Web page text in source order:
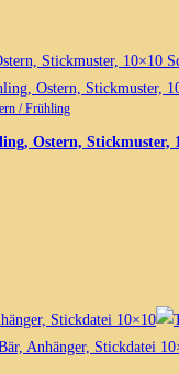
/ Frühling
Ostern, Stickmuster,